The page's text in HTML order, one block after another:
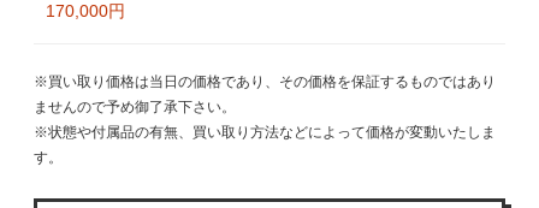
170,000円
※買い取り価格は当日の価格であり、その価格を保証するものではあり
ませんので予め御了承下さい。
※状態や付属品の有無、買い取り方法などによって価格が変動いたしま
す。